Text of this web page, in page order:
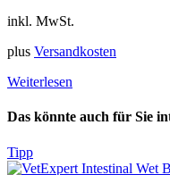
inkl. MwSt.
plus Versandkosten
Weiterlesen
Das könnte auch für Sie
Tipp